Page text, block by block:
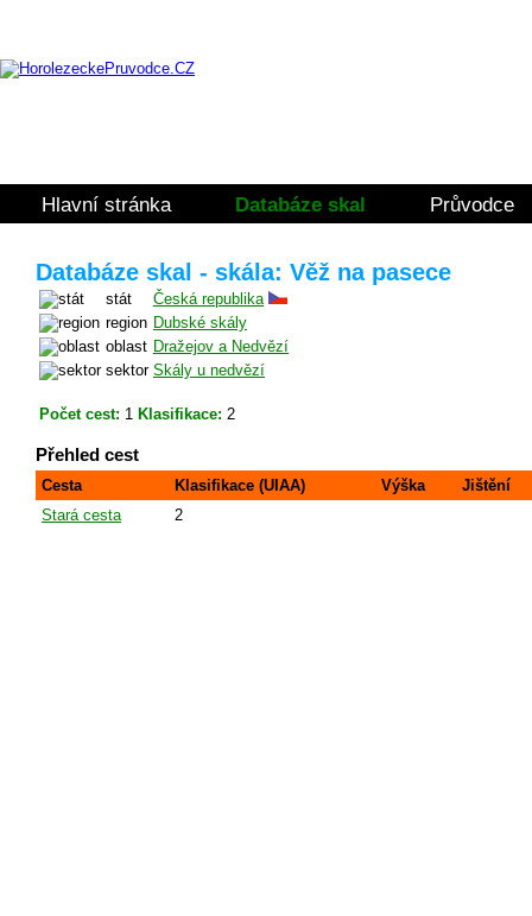
Hlavní stránka Databáze skal Průvodce
Databáze skal - skála: Věž na pasece
stát
Česká republika
region Dubské skály
oblast Dražejov a Nedvězí
sektor Skály u nedvězí
Počet cest: 1 Klasifikace: 2
Přehled cest
Cesta Klasifikace (UIAA) Výška
Jištění
Stará cesta
2